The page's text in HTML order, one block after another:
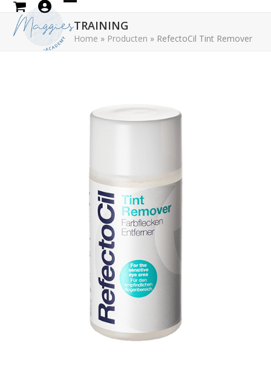
Skip
content
mobile
mobile
TRAINING
Home » Producten » RefectoCil Tint Remover